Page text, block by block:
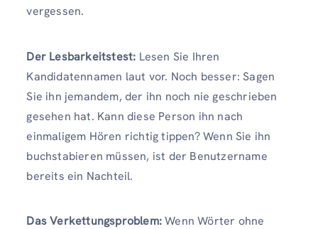
vergessen.
Der Lesbarkeitstest: Lesen Sie Ihren
Kandidatennamen laut vor. Noch besser: Sagen
Sie ihn jemandem, der ihn noch nie geschrieben
gesehen hat. Kann diese Person ihn nach
einmaligem Hören richtig tippen? Wenn Sie ihn
buchstabieren müssen, ist der Benutzername
bereits ein Nachteil.
Das Verkettungsproblem:Wenn Wörter ohne